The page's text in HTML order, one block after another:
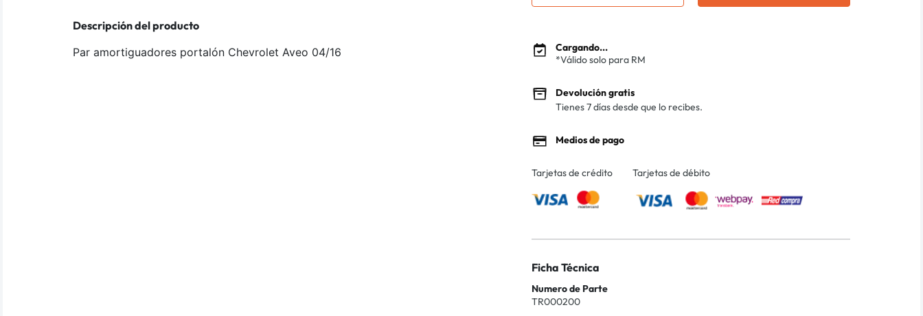
Descripción del producto
Par amortiguadores portalón Chevrolet Aveo 04/16
Cargando...
*Válido solo para RM
Devolución gratis
Tienes 7 días desde que lo recibes.
Medios de pago
Tarjetas de crédito Tarjetas de débito
Ficha Técnica
Numero de Parte
TR000200